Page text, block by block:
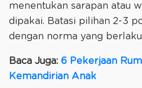
menentukan sarapan atau
dipakai. Batasi pilihan 2-3
dengan norma yang
Baca Juga: 6 Pekerjaan
Kemandirian Anak